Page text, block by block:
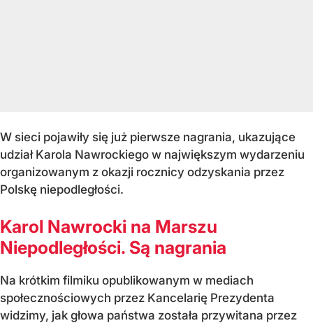
W sieci pojawiły się już pierwsze nagrania, ukazujące
udział Karola Nawrockiego w największym wydarzeniu
organizowanym z okazji rocznicy odzyskania przez
Polskę niepodległości.
Karol Nawrocki na Marszu
Niepodległości. Są nagrania
Na krótkim filmiku opublikowanym w mediach
społecznościowych przez Kancelarię Prezydenta
widzimy, jak głowa państwa została przywitana przez